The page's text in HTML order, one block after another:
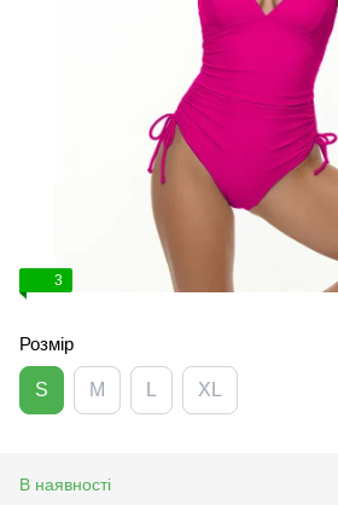
3
Розмір
S M XL
В наявності